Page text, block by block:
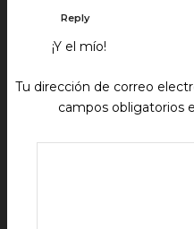
Reply
¡Y el mío!
Tu dirección de correo
campos obligatorios